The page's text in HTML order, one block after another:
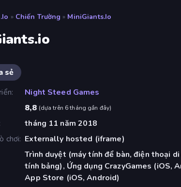
.io » Chiến Trường » MiniGiants.io
sẻ
Night Steed Games
8,8 (dựa trên 6 tháng gần đây)
tháng 11 năm 2018
chơi Externally hosted (iframe)
Trình duyệt (máy tính để bàn, điện thoại
tính bảng), Ứng dụng CrazyGames (iOS,
App Store (iOS, Android)